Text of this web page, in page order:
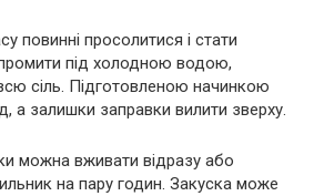
повинні просолитися і стати
промити під холодною водою,
сіль. Підготовленою начинкою
а залишки заправки вилити зверху.
можна вживати відразу або
на пару годин. Закуска може